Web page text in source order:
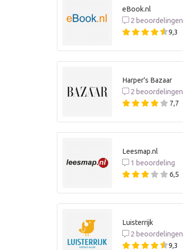
eBook.nl
2 beoordelingen
9,3
Harper's Bazaar
2 beoordelingen
7,7
Leesmap.nl
1 beoordeling
6,5
Luisterrijk
2 beoordelingen
9,3